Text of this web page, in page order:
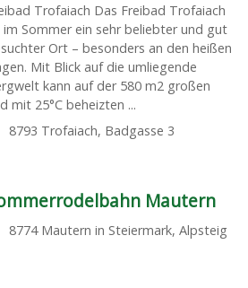
Trofaiach Das Freibad Trofaiach
Sommer ein sehr beliebter und gut
Ort – besonders an den heißen
Mit Blick auf die umliegende
kann auf der 580 m2 großen
mit 25°C beheizten ...
8793 Trofaiach, Badgasse 3
Mautern
8774 Mautern in Steiermark,Alpsteig